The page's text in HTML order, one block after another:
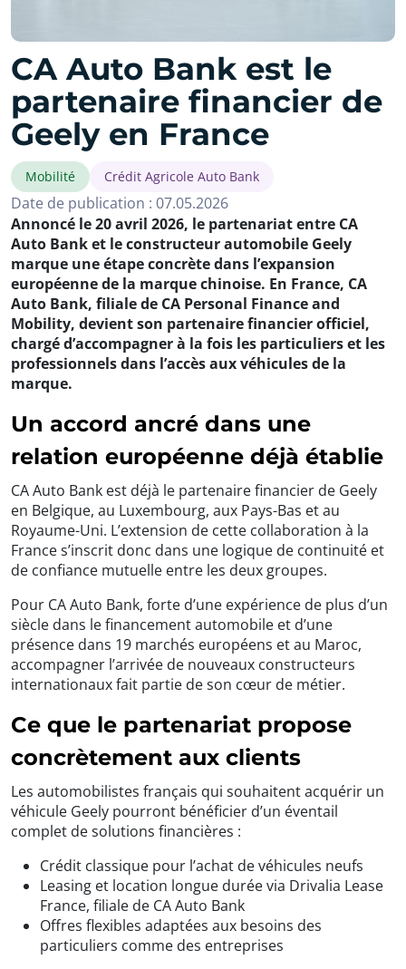
CA Auto Bank est le
partenaire financier de
Geely en France
Mobilité Crédit Agricole Auto Bank
Date de publication : 07.05.2026
Annoncé le 20 avril 2026, le partenariat entre CA
Auto Bank et le constructeur automobile Geely
marque une étape concrète dans l’expansion
européenne de la marque chinoise. En France, CA
Auto Bank, filiale de CA Personal Finance and
Mobility, devient son partenaire financier officiel,
chargé d’accompagner à la fois les particuliers et les
professionnels dans l’accès aux véhicules de la
marque.
Un accord ancré dans une
relation européenne déjà établie
CA Auto Bank est déjà le partenaire financier de Geely
en Belgique, au Luxembourg, aux Pays-Bas et au
Royaume-Uni. L’extension de cette collaboration à la
France s’inscrit donc dans une logique de continuité et
de confiance mutuelle entre les deux groupes.
Pour CA Auto Bank, forte d’une expérience de plus d’un
siècle dans le financement automobile et d’une
présence dans 19 marchés européens et au Maroc,
accompagner l’arrivée de nouveaux constructeurs
internationaux fait partie de son cœur de métier.
Ce que le partenariat propose
concrètement aux clients
Les automobilistes français qui souhaitent acquérir un
véhicule Geely pourront bénéficier d’un éventail
complet de solutions financières :
Crédit classique pour l’achat de véhicules neufs
Leasing et location longue durée via Drivalia Lease
France, filiale de CA Auto Bank
Offres flexibles adaptées aux besoins des
particuliers comme des entreprises